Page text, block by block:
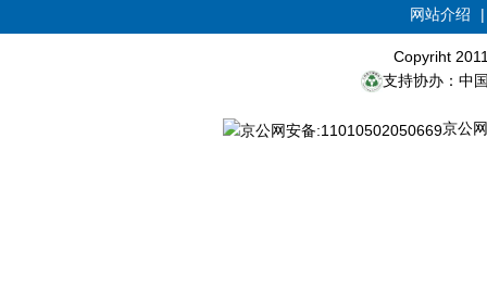
网站介绍
Copyriht
支持协办：中
京公